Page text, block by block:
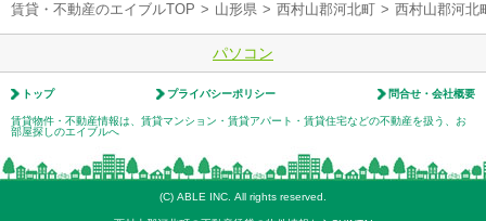
賃貸・不動産のエイブルTOP > 山形県 > 西村山郡河北町 > 西村山郡河北
パソコン
トップ プライバシーポリシー 問合せ・会社概要
賃貸物件・不動産情報は、賃貸マンション・賃貸アパート・賃貸住宅などの不動産を扱う、お
部屋探しのエイブルへ
(C) ABLE INC. All rights reserved.